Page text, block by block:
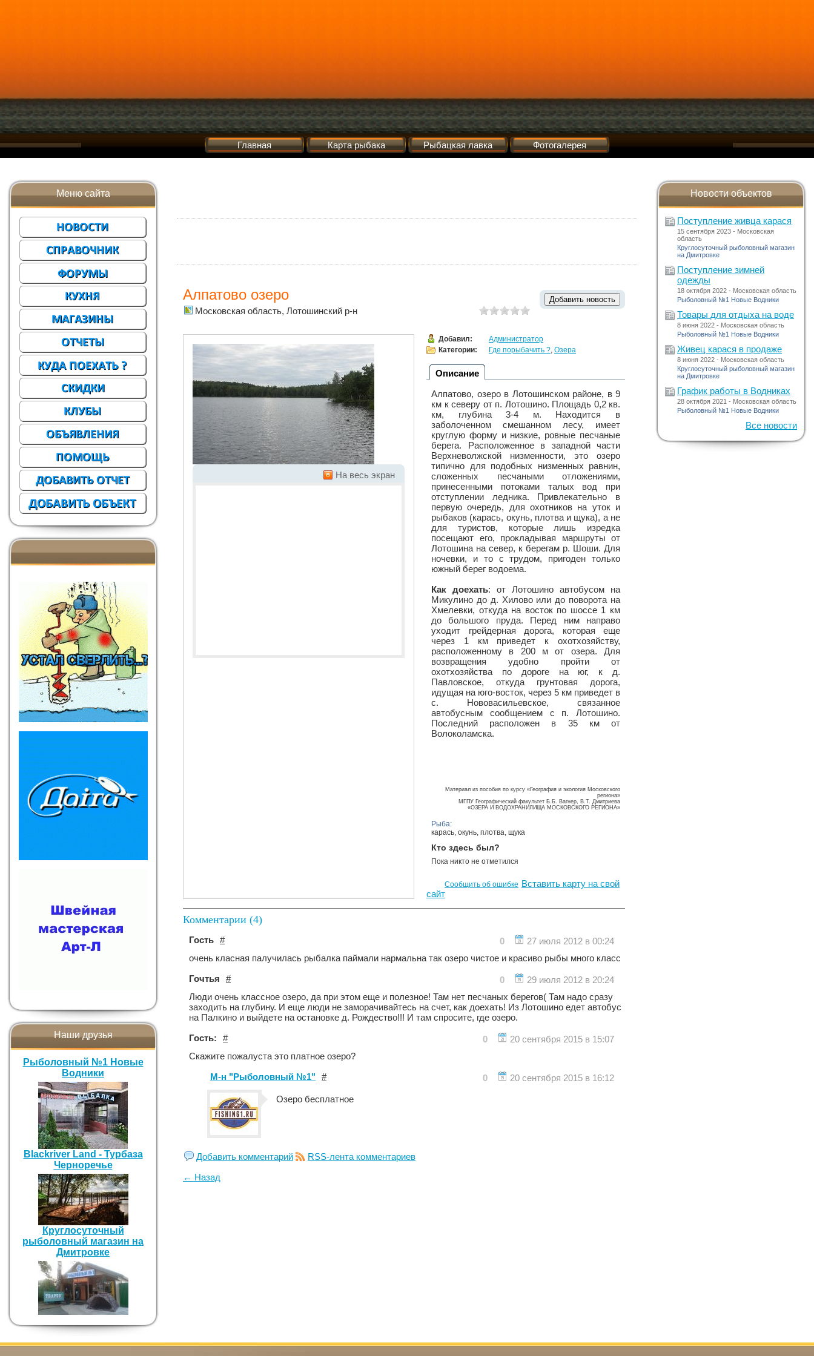
Главная Карта рыбака Рыбацкая лавка Фотогалерея
Меню сайта
Наши друзья
Рыболовный №1 Новые
Водники
Blackriver Land - Турбаза
Черноречье
Круглосуточный
рыболовный магазин на
Дмитровке
Алпатово озеро
Московская область, Лотошинский р-н
На весь экран
Добавил:
Администратор
Категории:
Где порыбачить ?, Озера
Описание
Алпатово, озеро в Лотошинском районе, в 9
км к северу от п. Лотошино. Площадь 0,2 кв.
км, глубина 3-4 м. Находится в
заболоченном смешанном лесу, имеет
круглую форму и низкие, ровные песчаные
берега. Расположенное в западной части
Верхневолжской низменности, это озеро
типично для подобных низменных равнин,
сложенных песчаными отложениями,
принесенными потоками талых вод при
отступлении ледника. Привлекательно в
первую очередь, для охотников на уток и
рыбаков (карась, окунь, плотва и щука), а не
для туристов, которые лишь изредка
посещают его, прокладывая маршруты от
Лотошина на север, к берегам р. Шоши. Для
ночевки, и то с трудом, пригоден только
южный берег водоема.
Как доехать: от Лотошино автобусом на
Микулино до д. Хилово или до поворота на
Хмелевки, откуда на восток по шоссе 1 км
до большого пруда. Перед ним направо
уходит грейдерная дорога, которая еще
через 1 км приведет к охотхозяйству,
расположенному в 200 м от озера. Для
возвращения удобно пройти от
охотхозяйства по дороге на юг, к д.
Павловское, откуда грунтовая дорога,
идущая на юго-восток, через 5 км приведет в
с. Нововасильевское, связанное
автобусным сообщением с п. Лотошино.
Последний расположен в 35 км от
Волоколамска.
Материал из пособия по курсу «География и экология Московского
региона»
МГПУ Географический факультет Б.Б. Вагнер, В.Т. Дмитриева
«ОЗЕРА И ВОДОХРАНИЛИЩА МОСКОВСКОГО РЕГИОНА»
Рыба:
карась, окунь, плотва, щука
Кто здесь был?
Пока никто не отметился
Сообщить об ошибке Вставить карту на свой
сайт
Комментарии (4)
Гость # 27 июля 2012 в 00:24
0
очень класная палучилась рыбалка паймали нармальна так озеро чистое и красиво рыбы много класс
Гочтья
# 29 июля 2012 в 20:24
0
Люди очень классное озеро, да при этом еще и полезное! Там нет песчаных берегов( Там надо сразу
заходить на глубину. И еще люди не заморачивайтесь на счет, как доехать! Из Лотошино едет автобус
на Палкино и выйдете на остановке д. Рождество!!! И там спросите, где озеро.
Гость:
# 20 сентября 2015 в 15:07
0
Скажите пожалуста это платное озеро?
М-н "Рыболовный №1" # 20 сентября 2015 в 16:12
0
Озеро бесплатное
Добавить комментарий
RSS-лента комментариев
← Назад
Новости объектов
Поступление живца карася
15 сентября 2023 - Московская
область
Круглосуточный рыболовный магазин
на Дмитровке
Поступление зимней
одежды
18 октября 2022 - Московская область
Рыболовный №1 Новые Водники
Товары для отдыха на воде
8 июня 2022 - Московская область
Рыболовный №1 Новые Водники
Живец карася в продаже
8 июня 2022 - Московская область
Круглосуточный рыболовный магазин
на Дмитровке
График работы в Водниках
28 октября 2021 - Московская область
Рыболовный №1 Новые Водники
Все новости